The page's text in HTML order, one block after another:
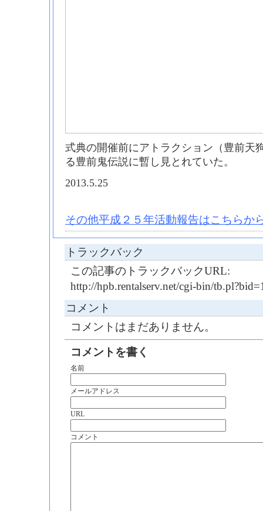
式典の開催前にアトラクション（豊前天
る豊前鬼伝説に暫し見とれていた。
2013.5.25
その他平成２５年活動報告はこちらか
トラックバック
この記事のトラックバックURL:
http://hpb.rentalserv.net/cgi-bin/
コメント
コメントはまだありません。
コメントを書く
名前
メールアドレス
URL
コメント